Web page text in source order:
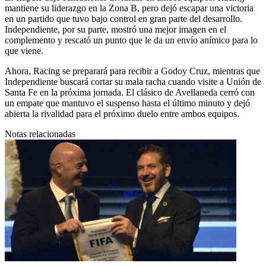
mantiene su liderazgo en la Zona B, pero dejó escapar una victoria
en un partido que tuvo bajo control en gran parte del desarrollo.
Independiente, por su parte, mostró una mejor imagen en el
complemento y rescató un punto que le da un envío anímico para lo
que viene.
Ahora, Racing se preparará para recibir a Godoy Cruz, mientras que
Independiente buscará cortar su mala racha cuando visite a Unión de
Santa Fe en la próxima jornada. El clásico de Avellaneda cerró con
un empate que mantuvo el suspenso hasta el último minuto y dejó
abierta la rivalidad para el próximo duelo entre ambos equipos.
Notas relacionadas